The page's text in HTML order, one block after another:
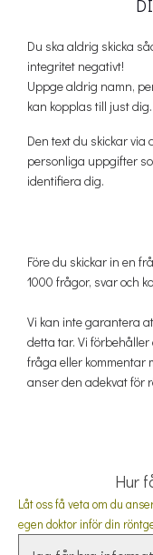
Du ska aldrig skicka
integritet negativt!
Uppge aldrig namn,
kan kopplas till just dig.
Den text du skickar
personliga uppgifter
identifiera dig.
Före du skickar in en
1000 frågor, svar och
Vi kan inte garantera
detta tar. Vi
fråga eller kommentar
anser den adekvat för
Hur
Låt oss få veta om du
egen doktor inför din